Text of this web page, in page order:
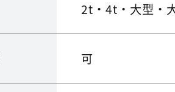
2t・4t・大型・
可